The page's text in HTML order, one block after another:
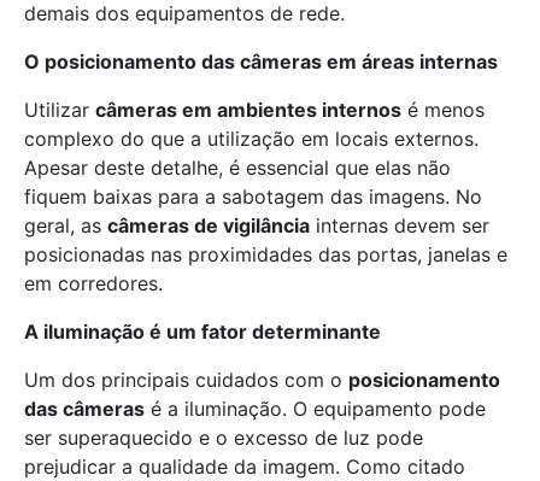
demais dos equipamentos de rede.
O posicionamento das câmeras em áreas internas
Utilizar câmeras em ambientes internos é menos
complexo do que a utilização em locais externos.
Apesar deste detalhe, é essencial que elas não
fiquem baixas para a sabotagem das imagens. No
geral, as câmeras de vigilância internas devem ser
posicionadas nas proximidades das portas, janelas e
em corredores.
A iluminação é um fator determinante
Um dos principais cuidados com o posicionamento
das câmeras é a iluminação. O equipamento pode
ser superaquecido e o excesso de luz pode
prejudicar a qualidade da imagem. Como citado